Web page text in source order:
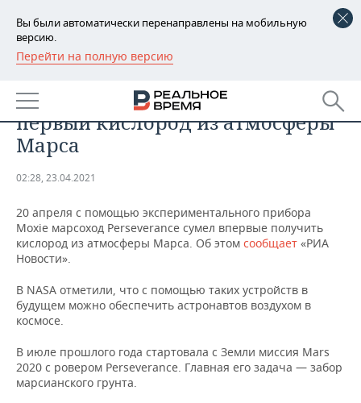
Вы были автоматически перенаправлены на мобильную
версию.
Перейти на полную версию
РЕГИОНЫ
БАШКОРТОСТАН
ТАТАРСТАН
НОВОСТИ
АНАЛИТИКА
ДЕКЛАРАЦИИ О ДОХОДАХ
КОРОЛИ ГОСЗАКАЗА ПФО
КОМУ ПРИНАДЛЕЖАТ
ТОРГОВЫЕ ЦЕНТРЫ
НОВОСТИ ЭКОНОМИКИ
ФИНАНСЫ
БЮДЖЕТ
ИНВЕСТИЦИИ
ПРОМЫШЛЕННОСТЬ
НОВОСТИ
ПРОМЫШЛЕННОСТИ
АГРОПРОМ
МАШИНОСТРОЕНИЕ
НЕФТЕХИМИЯ
НЕДВИЖИМОСТЬ
НОВОСТИ АВТО
БИЗНЕС
НОВОСТИ БИЗНЕСА
РОЗНИЧНАЯ ТОРГОВЛЯ
ТЕХНОЛОГИИ
НОВОСТИ ТЕХНОЛОГИЙ
МЕРОПРИЯТИЯ
Ровер Perseverance добыл
первый кислород из атмосферы
Марса
02:28, 23.04.2021
20 апреля с помощью экспериментального прибора
Moxie марсоход Perseverance сумел впервые получить
кислород из атмосферы Марса. Об этом сообщает «РИА
Новости».
В NASA отметили, что с помощью таких устройств в
будущем можно обеспечить астронавтов воздухом в
космосе.
В июле прошлого года стартовала с Земли миссия Mars
2020 с ровером Perseverance. Главная его задача — забор
марсианского грунта.